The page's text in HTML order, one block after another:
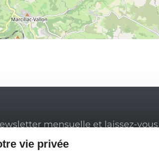
mensuelle et laissez-vous
de votre séjour en Aveyron.
vie privée